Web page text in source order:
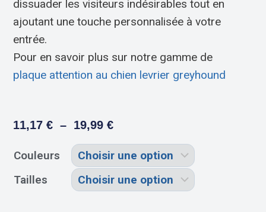
dissuader les visiteurs indésirables tout en
ajoutant une touche personnalisée à votre
entrée.
Pour en savoir plus sur notre gamme de
plaque attention au chien levrier greyhound
11,17€ – 19,99€
Couleurs
Tailles